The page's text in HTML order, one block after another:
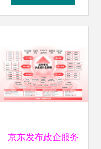
京东发布政企服务